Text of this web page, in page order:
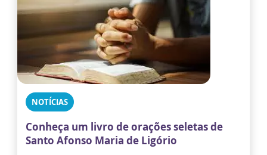
NOTÍCIAS
Conheça um livro de orações seletas de
Santo Afonso Maria de Ligório